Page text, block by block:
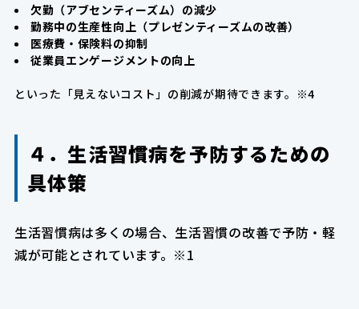
欠勤（アブセンティーズム）の減少
勤務中の生産性向上（プレゼンティーズムの改善）
医療費・保険料の抑制
従業員エンゲージメントの向上
といった「見えないコスト」の削減が期待できます。※4
４．生活習慣病を予防するための
具体策
生活習慣病は多くの場合、生活習慣の改善で予防・軽
減が可能とされています。※1